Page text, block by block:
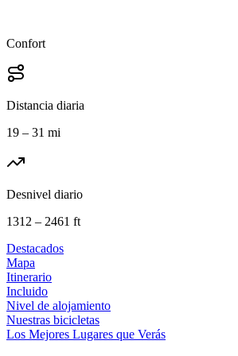
Confort
Distancia diaria
19 – 31 mi
Desnivel diario
1312 – 2461 ft
Destacados
Mapa
Itinerario
Incluido
Nivel de alojamiento
Nuestras bicicletas
Los Mejores Lugares que Verás